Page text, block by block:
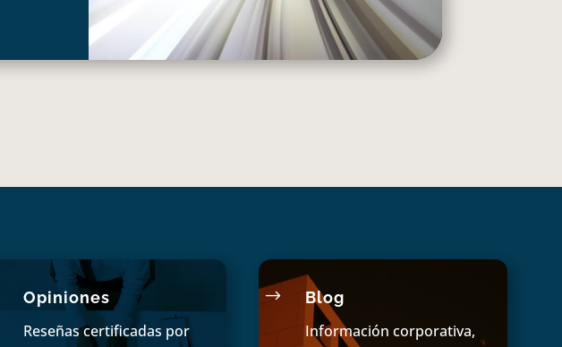
Opiniones
Reseñas certificadas por
$ Blog
Información corporativa,